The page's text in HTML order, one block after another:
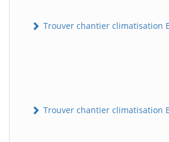
Trouver chantier climatisation
Trouver chantier climatisation